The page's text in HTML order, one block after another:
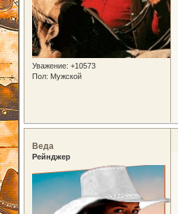
Уважение: +10573
Пол: Мужской
Веда
Рейнджер